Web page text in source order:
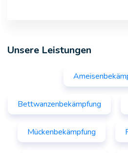
Unsere Leistungen
Bettwanzenbekämpfung
Mückenbekämpfung